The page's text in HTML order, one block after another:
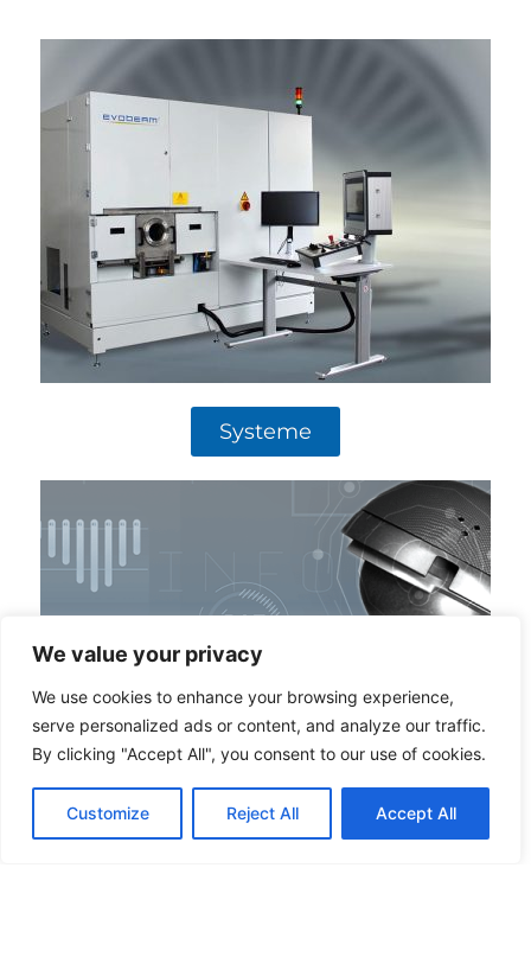
We value your privacy
We use cookies to enhance your browsing experience,
serve personalized ads or content, and analyze our traffic.
By clicking "Accept All", you consent to our use of cookies.
Customize Reject All Accept All
Systeme